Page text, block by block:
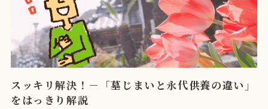
スッキリ解決！－「墓じまいと永代供養の違い」
をはっきり解説